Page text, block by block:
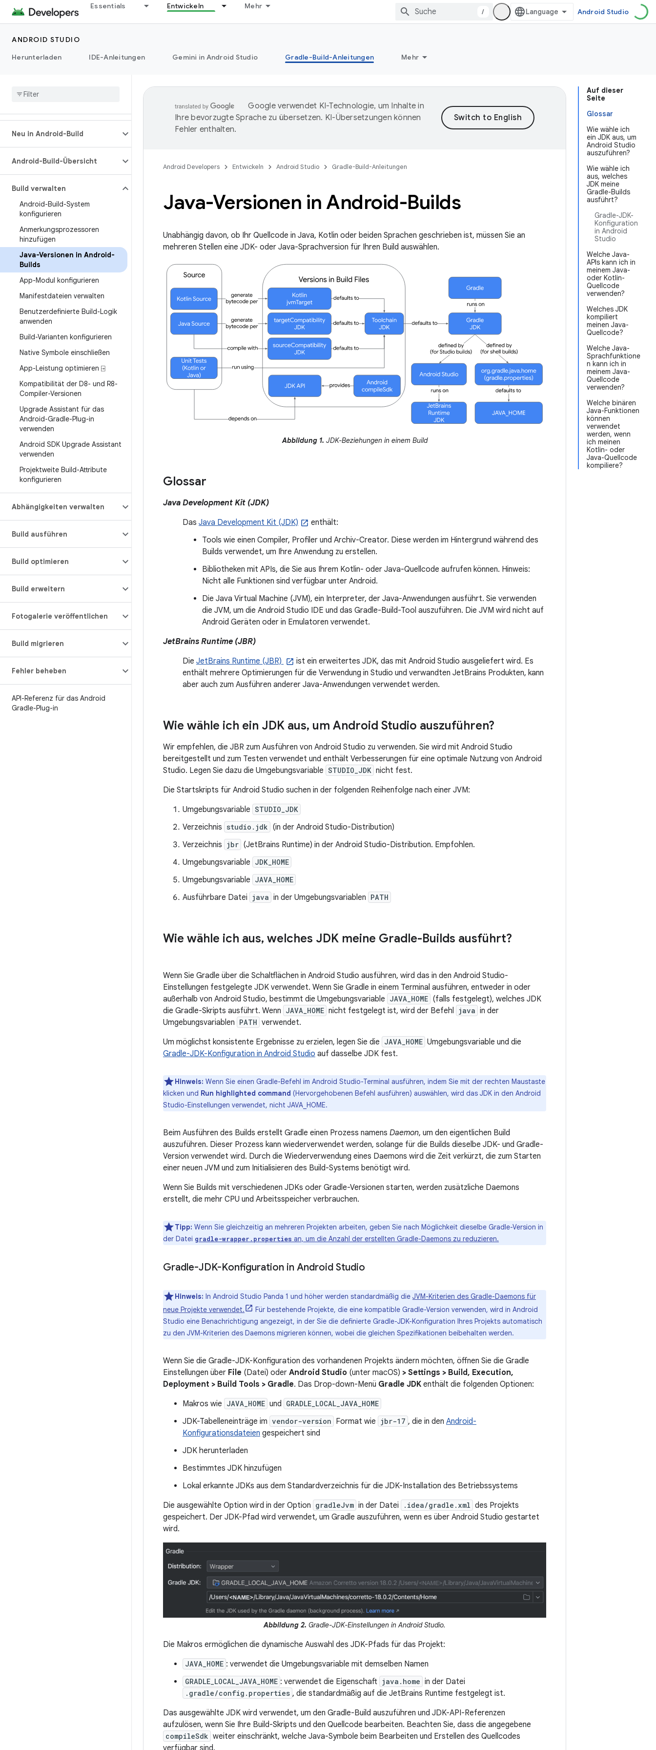
Essentials Entwickeln Mehr
/ Android Studio
ANDROID STUDIO
Herunterladen
IDE-Anleitungen Gemini in Android Studio Gradle-Build-Anleitungen Mehr
Neu in Android-Build
Android-Build-Übersicht
Build verwalten
Android-Build-System
konfigurieren
Anmerkungsprozessoren
hinzufügen
Java-Versionen in Android-
Builds
App-Modul konfigurieren
Manifestdateien verwalten
Benutzerdefinierte Build-Logik
anwenden
Build-Varianten konfigurieren
Native Symbole einschließen
App-Leistung optimieren ⍈
Kompatibilität der D8- und R8-
Compiler-Versionen
Upgrade Assistant für das
Android-Gradle-Plug-in
verwenden
Android SDK Upgrade Assistant
verwenden
Projektweite Build-Attribute
konfigurieren
Abhängigkeiten verwalten
Build ausführen
Build optimieren
Build erweitern
Fotogalerie veröffentlichen
Build migrieren
Fehler beheben
API-Referenz für das Android
Gradle-Plug-in
Auf dieser
Seite
Glossar
Wie wähle ich
ein JDK aus, um
Android Studio
auszuführen?
Wie wähle ich
aus, welches
JDK meine
Gradle-Builds
ausführt?
Gradle-JDK-
Konfiguration
in Android
Studio
Welche Java-
APIs kann ich in
meinem Java-
oder Kotlin-
Quellcode
verwenden?
Welches JDK
kompiliert
meinen Java-
Quellcode?
Welche Java-
Sprachfunktione
n kann ich in
meinem Java-
Quellcode
verwenden?
Welche binären
Java-Funktionen
können
verwendet
werden, wenn
ich meinen
Kotlin- oder
Java-Quellcode
kompiliere?
Google verwendet KI-Technologie, um Inhalte in
Ihre bevorzugte Sprache zu übersetzen. KI-Übersetzungen können
Fehler enthalten.
Android Developers Entwickeln Android Studio Gradle-Build-Anleitungen
Java-Versionen in Android-Builds
Unabhängig davon, ob Ihr Quellcode in Java, Kotlin oder beiden Sprachen geschrieben ist, müssen Sie an
mehreren Stellen eine JDK- oder Java-Sprachversion für Ihren Build auswählen.
Abbildung 1. JDK-Beziehungen in einem Build
Glossar
Java Development Kit (JDK)
Das Java Development Kit (JDK)
enthält:
Tools wie einen Compiler, Profiler und Archiv-Creator. Diese werden im Hintergrund während des
Builds verwendet, um Ihre Anwendung zu erstellen.
Bibliotheken mit APIs, die Sie aus Ihrem Kotlin- oder Java-Quellcode aufrufen können. Hinweis:
Nicht alle Funktionen sind verfügbar unter Android.
Die Java Virtual Machine (JVM), ein Interpreter, der Java-Anwendungen ausführt. Sie verwenden
die JVM, um die Android Studio IDE und das Gradle-Build-Tool auszuführen. Die JVM wird nicht auf
Android Geräten oder in Emulatoren verwendet.
JetBrains Runtime (JBR)
Die JetBrains Runtime (JBR)
ist ein erweitertes JDK, das mit Android Studio ausgeliefert wird. Es
enthält mehrere Optimierungen für die Verwendung in Studio und verwandten JetBrains Produkten, kann
aber auch zum Ausführen anderer Java-Anwendungen verwendet werden.
Wie wähle ich ein JDK aus, um Android Studio auszuführen?
Wir empfehlen, die JBR zum Ausführen von Android Studio zu verwenden. Sie wird mit Android Studio
bereitgestellt und zum Testen verwendet und enthält Verbesserungen für eine optimale Nutzung von Android
Studio. Legen Sie dazu die Umgebungsvariable STUDIO_JDK nicht fest.
Die Startskripts für Android Studio suchen in der folgenden Reihenfolge nach einer JVM:
Umgebungsvariable STUDIO_JDK
Verzeichnis studio.jdk (in der Android Studio-Distribution)
Verzeichnis jbr (JetBrains Runtime) in der Android Studio-Distribution. Empfohlen.
Umgebungsvariable JDK_HOME
Umgebungsvariable JAVA_HOME
Ausführbare Datei java in der Umgebungsvariablen PATH
Wie wähle ich aus, welches JDK meine Gradle-Builds ausführt?
Wenn Sie Gradle über die Schaltflächen in Android Studio ausführen, wird das in den Android Studio-
Einstellungen festgelegte JDK verwendet. Wenn Sie Gradle in einem Terminal ausführen, entweder in oder
außerhalb von Android Studio, bestimmt die Umgebungsvariable JAVA_HOME (falls festgelegt), welches JDK
die Gradle-Skripts ausführt. Wenn JAVA_HOME nicht festgelegt ist, wird der Befehl java in der
Umgebungsvariablen PATH verwendet.
Um möglichst konsistente Ergebnisse zu erzielen, legen Sie die JAVA_HOME Umgebungsvariable und die
Gradle-JDK-Konfiguration in Android Studio auf dasselbe JDK fest.
Hinweis: Wenn Sie einen Gradle-Befehl im Android Studio-Terminal ausführen, indem Sie mit der rechten Maustaste
klicken und Run highlighted command (Hervorgehobenen Befehl ausführen) auswählen, wird das JDK in den Android
Studio-Einstellungen verwendet, nicht JAVA_HOME.
Beim Ausführen des Builds erstellt Gradle einen Prozess namens Daemon, um den eigentlichen Build
auszuführen. Dieser Prozess kann wiederverwendet werden, solange für die Builds dieselbe JDK- und Gradle-
Version verwendet wird. Durch die Wiederverwendung eines Daemons wird die Zeit verkürzt, die zum Starten
einer neuen JVM und zum Initialisieren des Build-Systems benötigt wird.
Wenn Sie Builds mit verschiedenen JDKs oder Gradle-Versionen starten, werden zusätzliche Daemons
erstellt, die mehr CPU und Arbeitsspeicher verbrauchen.
Tipp: Wenn Sie gleichzeitig an mehreren Projekten arbeiten, geben Sie nach Möglichkeit dieselbe Gradle-Version in
der Datei gradle-wrapper.properties an, um die Anzahl der erstellten Gradle-Daemons zu reduzieren.
Gradle-JDK-Konfiguration in Android Studio
Hinweis: In Android Studio Panda 1 und höher werden standardmäßig die JVM-Kriterien des Gradle-Daemons für
neue Projekte verwendet.
Für bestehende Projekte, die eine kompatible Gradle-Version verwenden, wird in Android
Studio eine Benachrichtigung angezeigt, in der Sie die definierte Gradle-JDK-Konfiguration Ihres Projekts automatisch
zu den JVM-Kriterien des Daemons migrieren können, wobei die gleichen Spezifikationen beibehalten werden.
Wenn Sie die Gradle-JDK-Konfiguration des vorhandenen Projekts ändern möchten, öffnen Sie die Gradle
Einstellungen über File (Datei) oder Android Studio (unter macOS) > Settings > Build, Execution,
Deployment > Build Tools > Gradle. Das Drop-down-Menü Gradle JDK enthält die folgenden Optionen:
Makros wie JAVA_HOME und GRADLE_LOCAL_JAVA_HOME
JDK-Tabelleneinträge im vendor-version Format wie jbr-17 , die in den Android-
Konfigurationsdateien gespeichert sind
JDK herunterladen
Bestimmtes JDK hinzufügen
Lokal erkannte JDKs aus dem Standardverzeichnis für die JDK-Installation des Betriebssystems
Die ausgewählte Option wird in der Option gradleJvm in der Datei .idea/gradle.xml des Projekts
gespeichert. Der JDK-Pfad wird verwendet, um Gradle auszuführen, wenn es über Android Studio gestartet
wird.
Abbildung 2. Gradle-JDK-Einstellungen in Android Studio.
Die Makros ermöglichen die dynamische Auswahl des JDK-Pfads für das Projekt:
JAVA_HOME : verwendet die Umgebungsvariable mit demselben Namen
GRADLE_LOCAL_JAVA_HOME : verwendet die Eigenschaft java.home in der Datei
.gradle/config.properties , die standardmäßig auf die JetBrains Runtime festgelegt ist.
Das ausgewählte JDK wird verwendet, um den Gradle-Build auszuführen und JDK-API-Referenzen
aufzulösen, wenn Sie Ihre Build-Skripts und den Quellcode bearbeiten. Beachten Sie, dass die angegebene
compileSdk weiter einschränkt, welche Java-Symbole beim Bearbeiten und Erstellen des Quellcodes